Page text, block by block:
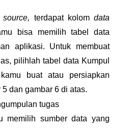
source, terdapat kolom data
bisa memilih tabel data
aplikasi. Untuk membuat
pilihlah tabel data Kumpul
buat atau persiapkan
dan gambar 6 di atas.
tugas
memilih sumber data yang